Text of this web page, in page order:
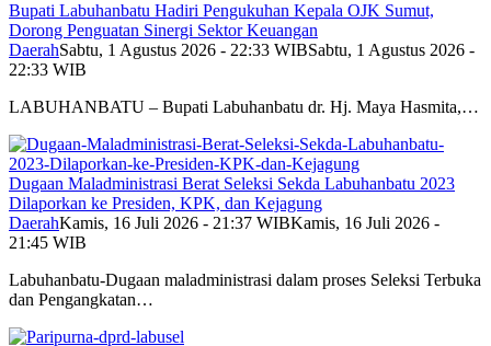
Bupati Labuhanbatu Hadiri Pengukuhan Kepala OJK Sumut,
Dorong Penguatan Sinergi Sektor Keuangan
DaerahSabtu, 1 Agustus 2026 - 22:33 WIBSabtu, 1 Agustus 2026 -
22:33 WIB
LABUHANBATU – Bupati Labuhanbatu dr. Hj. Maya Hasmita,…
Dugaan Maladministrasi Berat Seleksi Sekda Labuhanbatu 2023
Dilaporkan ke Presiden, KPK, dan Kejagung
DaerahKamis, 16 Juli 2026 - 21:37 WIBKamis, 16 Juli 2026 -
21:45 WIB
Labuhanbatu-Dugaan maladministrasi dalam proses Seleksi Terbuka
dan Pengangkatan…